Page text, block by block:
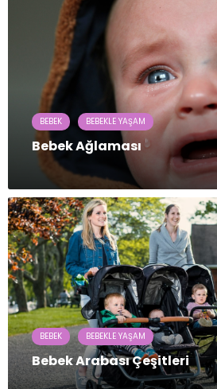
BEBEK BEBEKLE YAŞAM
Bebek Ağlaması
BEBEK BEBEKLE YAŞAM
Bebek Arabası Çeşitleri